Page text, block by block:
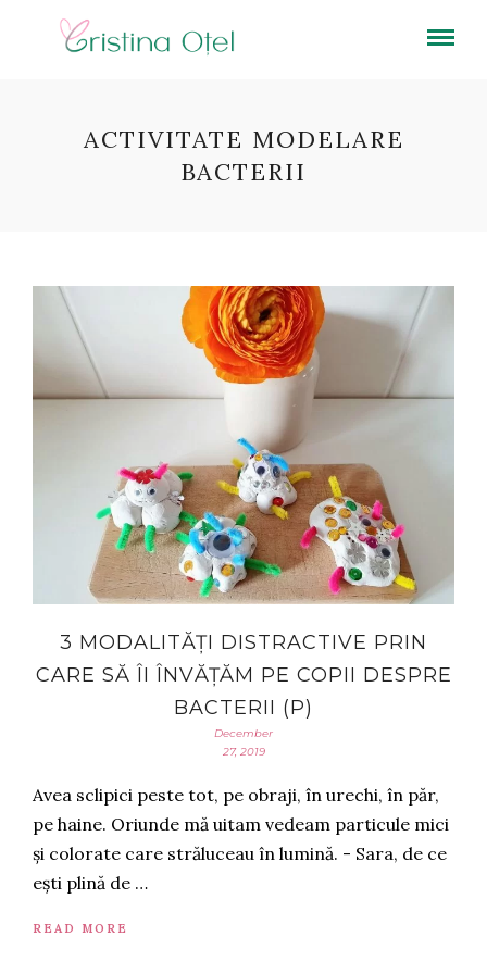
ACTIVITATE MODELARE
BACTERII
3 MODALITĂȚI DISTRACTIVE PRIN
CARE SĂ ÎI ÎNVĂȚĂM PE COPII DESPRE
BACTERII (P)
December
27, 2019
Avea sclipici peste tot, pe obraji, în urechi, în păr,
pe haine. Oriunde mă uitam vedeam particule mici
și colorate care străluceau în lumină. - Sara, de ce
ești plină de …
READ MORE